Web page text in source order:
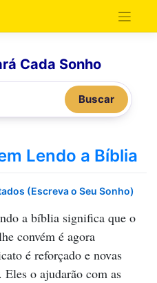
Cada Sonho
Buscar
Lendo a Bíblia
(Escreva o Seu Sonho)
a bíblia significa que o
convém é agora
é reforçado e novas
Eles o ajudarão com as